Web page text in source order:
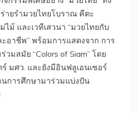
ายรำมวยไทยโบราณ คีตะ
ม้ และเวทีเสวนา “มวยไทยกับ
อาชีพ” พร้อมการแสดงจาก การ
มสมัย “Colors of Siam” โดย
มศว. และยังมีอินฟลูเอนเซอร์
การศึกษามาร่วมแบ่งปัน